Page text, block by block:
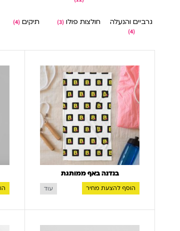
גרביים והנעלה
(4)
חולצות פולו (3) תיקים (4)
בנדנה באף ממותגת
הוסף להצעת מחיר עוד